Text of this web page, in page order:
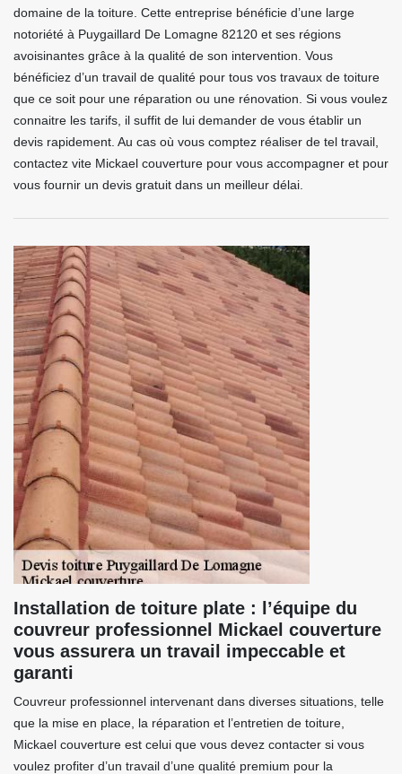
domaine de la toiture. Cette entreprise bénéficie d’une large
notoriété à Puygaillard De Lomagne 82120 et ses régions
avoisinantes grâce à la qualité de son intervention. Vous
bénéficiez d’un travail de qualité pour tous vos travaux de toiture
que ce soit pour une réparation ou une rénovation. Si vous voulez
connaitre les tarifs, il suffit de lui demander de vous établir un
devis rapidement. Au cas où vous comptez réaliser de tel travail,
contactez vite Mickael couverture pour vous accompagner et pour
vous fournir un devis gratuit dans un meilleur délai.
Installation de toiture plate : l’équipe du
couvreur professionnel Mickael couverture
vous assurera un travail impeccable et
garanti
Couvreur professionnel intervenant dans diverses situations, telle
que la mise en place, la réparation et l’entretien de toiture,
Mickael couverture est celui que vous devez contacter si vous
voulez profiter d’un travail d’une qualité premium pour la